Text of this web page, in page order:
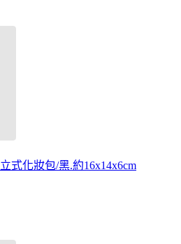
式化妝包/黑.約16x14x6cm